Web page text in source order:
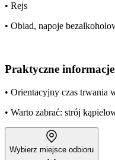
• Rejs
• Obiad, napoje
Praktyczne informacje
• Orientacyjny czas trwania
• Warto zabrać: strój
Wybierz miejsce odbioru